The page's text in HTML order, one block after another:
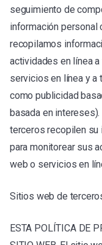
seguimiento de
información personal
recopilamos
actividades en línea
servicios en línea y a
como publicidad
basada en
terceros recopilen su
para monitorear sus
web o servicios en
Sitios web de
ESTA POLÍTICA DE